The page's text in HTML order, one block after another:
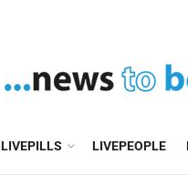
LIVEPILLS LIVEPEOPLE